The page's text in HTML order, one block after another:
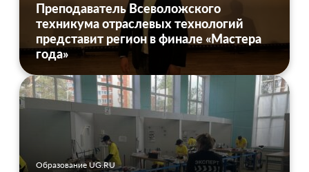
Преподаватель Всеволожского
техникума отраслевых технологий
представит регион в финале «Мастера
года»
Образование UG.RU